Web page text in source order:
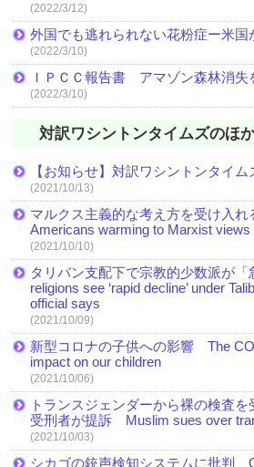
(2022/3/12)
外国でも逃れられない花粉症ー米国
(2022/3/10)
ＩＰＣＣ報告書 アマゾン森林消失
(2022/3/10)
対訳ワシントンタイムズのほ
【お知らせ】対訳ワシントンタイム
(2021/10/13)
マルクス主義的な考え方を受け入
Americans warming to Marxist views
(2021/10/10)
タリバン支配下で宗教的少数派が
religions see ‘rapid decline’ under
official says
(2021/10/09)
新型コロナの子供への影響 The
impact on our children
(2021/10/06)
トランスジェンダーから裸の検査
受刑者が提訴 Muslim sues over
(2021/10/03)
シカゴの銃声検知システムに批判